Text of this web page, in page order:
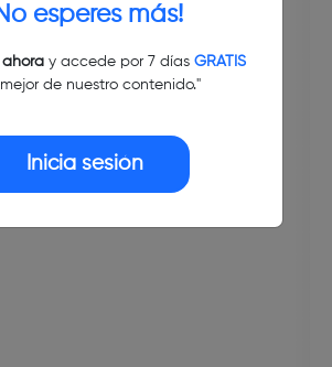
esperes más!
ahoray accede por 7 días GRATIS
de nuestro contenido."
Inicia sesión